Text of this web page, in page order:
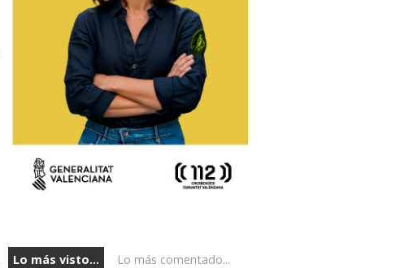
Lo más visto... Lo más comentado...